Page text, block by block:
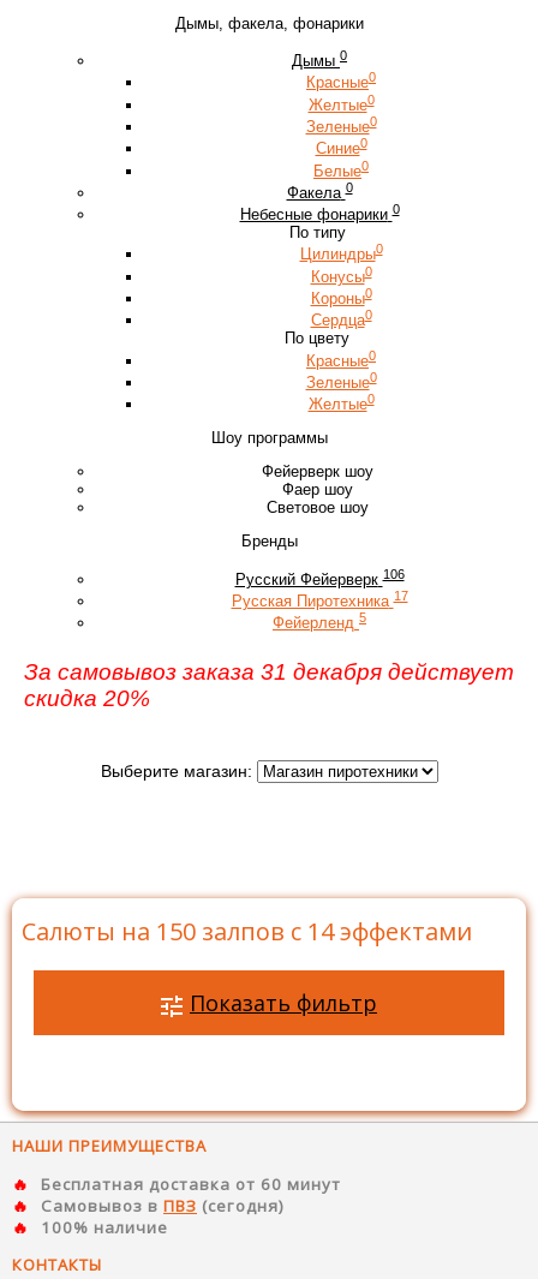
Дымы, факела, фонарики
Дымы 0
Красные0
Желтые0
Зеленые0
Синие0
Белые0
Факела 0
Небесные фонарики 0
По типу
Цилиндры0
Конусы0
Короны0
Сердца0
По цвету
Красные0
Зеленые0
Желтые0
Шоу программы
Фейерверк шоу
Фаер шоу
Световое шоу
Бренды
Русский Фейерверк 106
Русская Пиротехника 17
Фейерленд 5
За самовывоз заказа 31 декабря действует
скидка 20%
Выберите магазин:
Салюты на 150 залпов с 14 эффектами
Показать фильтр
НАШИ ПРЕИМУЩЕСТВА
Бесплатная доставка от 60 минут
Самовывоз в ПВЗ (сегодня)
100% наличие
КОНТАКТЫ